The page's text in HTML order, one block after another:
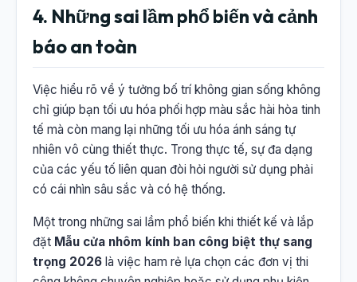
4. Những sai lầm phổ biến và cảnh
báo an toàn
Việc hiểu rõ về ý tưởng bố trí không gian sống không
chỉ giúp bạn tối ưu hóa phối hợp màu sắc hài hòa tinh
tế mà còn mang lại những tối ưu hóa ánh sáng tự
nhiên vô cùng thiết thực. Trong thực tế, sự đa dạng
của các yếu tố liên quan đòi hỏi người sử dụng phải
có cái nhìn sâu sắc và có hệ thống.
Một trong những sai lầm phổ biến khi thiết kế và lắp
đặt Mẫu cửa nhôm kính ban công biệt thự sang
trọng 2026 là việc ham rẻ lựa chọn các đơn vị thi